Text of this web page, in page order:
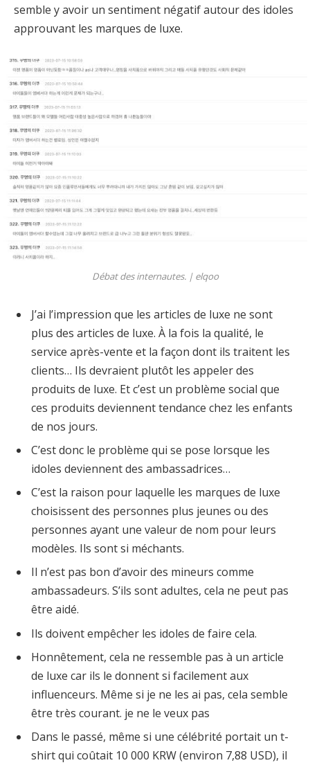
semble y avoir un sentiment négatif autour des idoles
approuvant les marques de luxe.
Débat des internautes. | elqoo
J’ai l’impression que les articles de luxe ne sont
plus des articles de luxe. À la fois la qualité, le
service après-vente et la façon dont ils traitent les
clients… Ils devraient plutôt les appeler des
produits de luxe. Et c’est un problème social que
ces produits deviennent tendance chez les enfants
de nos jours.
C’est donc le problème qui se pose lorsque les
idoles deviennent des ambassadrices…
C’est la raison pour laquelle les marques de luxe
choisissent des personnes plus jeunes ou des
personnes ayant une valeur de nom pour leurs
modèles. Ils sont si méchants.
Il n’est pas bon d’avoir des mineurs comme
ambassadeurs. S’ils sont adultes, cela ne peut pas
être aidé.
Ils doivent empêcher les idoles de faire cela.
Honnêtement, cela ne ressemble pas à un article
de luxe car ils le donnent si facilement aux
influenceurs. Même si je ne les ai pas, cela semble
être très courant. je ne le veux pas
Dans le passé, même si une célébrité portait un t-
shirt qui coûtait 10 000 KRW (environ 7,88 USD), il